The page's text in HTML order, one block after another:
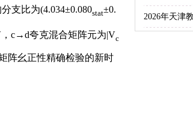
支比为(4.034±0.080stat±0.
，c→d夸克混合矩阵元为|Vc
阵幺正性精确检验的新时
2026年天津